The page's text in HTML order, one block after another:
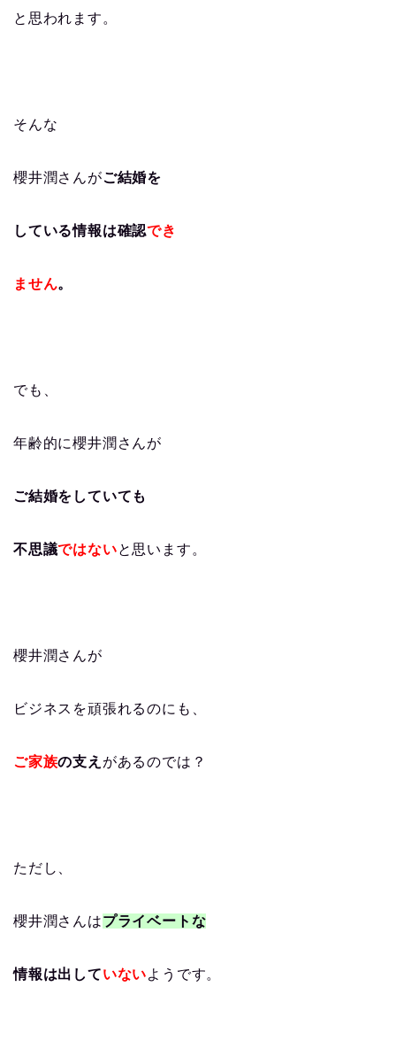
と思われます。
そんな
櫻井潤さんがご結婚を
している情報は確認でき
ません。
でも、
年齢的に櫻井潤さんが
ご結婚をしていても
不思議ではないと思います。
櫻井潤さんが
ビジネスを頑張れるのにも、
ご家族の支え があるのでは？
ただし、
櫻井潤さんはプライベートな
情報は出していないようです。